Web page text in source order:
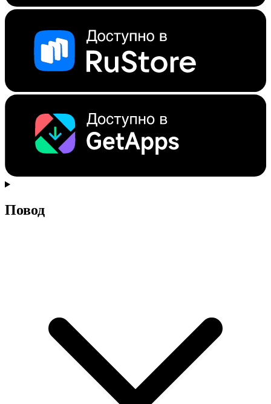
Повод